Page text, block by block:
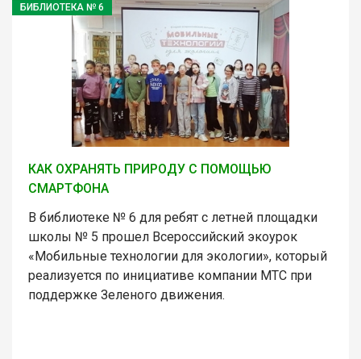
БИБЛИОТЕКА № 6
КАК ОХРАНЯТЬ ПРИРОДУ С ПОМОЩЬЮ
СМАРТФОНА
В библиотеке № 6 для ребят с летней площадки
школы № 5 прошел Всероссийский экоурок
«Мобильные технологии для экологии», который
реализуется по инициативе компании МТС при
поддержке Зеленого движения.